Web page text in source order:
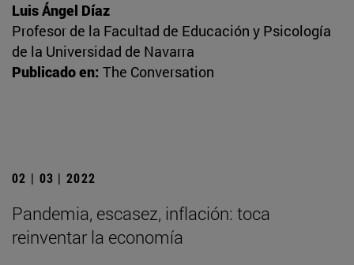
Luis Ángel Díaz
Profesor de la Facultad de Educación y Psicología
de la Universidad de Navarra
Publicado en: The Conversation
02 | 03 | 2022
Pandemia, escasez, inflación: toca
reinventar la economía